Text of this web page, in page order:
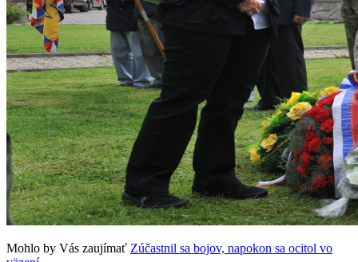
Mohlo by Vás zaujímať Zúčastnil sa bojov, napokon sa ocitol vo